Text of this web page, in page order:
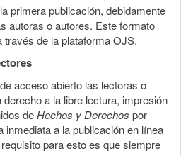
primera publicación, debidamente
autoras o autores. Este formato
de la plataforma OJS.
acceso abierto las lectoras o
a la libre lectura, impresión
deHechos y Derechos por
inmediata a la publicación en línea
para esto es que siempre